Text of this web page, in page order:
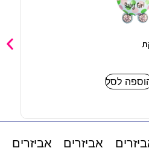
לסל
אביזרים
אביזרים